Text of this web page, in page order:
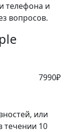
телефона и
вопросов.
7990₽
или
течении 10